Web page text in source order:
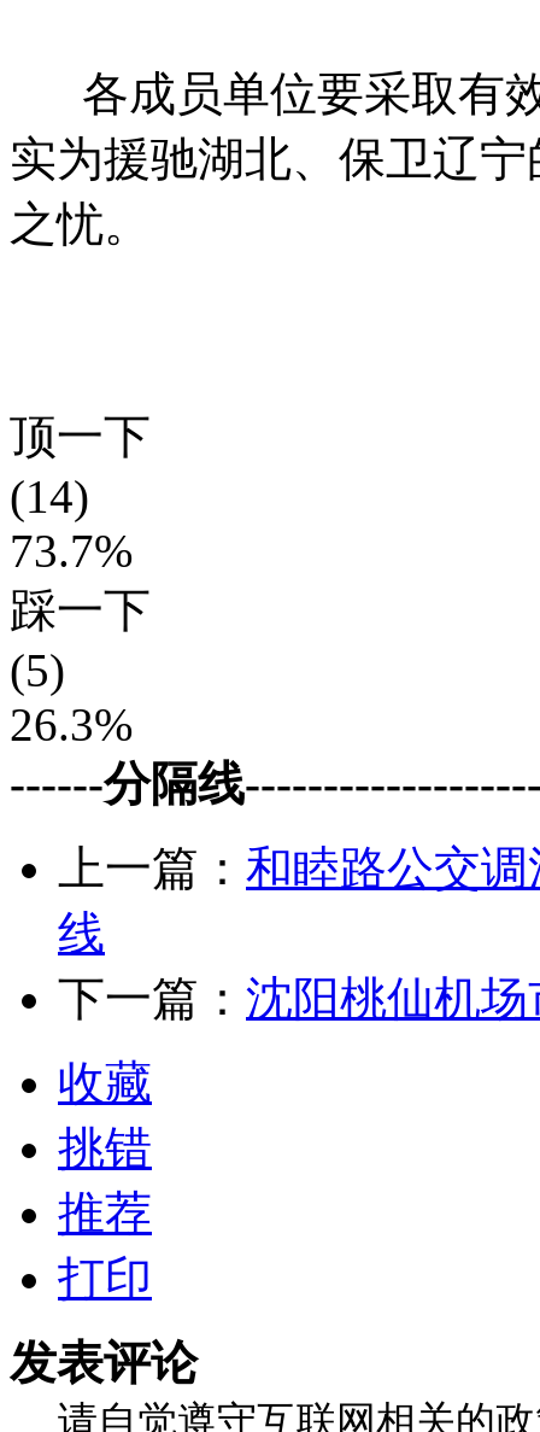
各成员单位要采取有
实为援驰湖北、保卫辽
之忧。
顶一下
(14)
73.7%
踩一下
(5)
26.3%
------分隔线
上一篇： 和睦路公交
线
下一篇： 沈阳桃仙机
收藏
挑错
推荐
打印
发表评论
请自觉遵守互联网相关的